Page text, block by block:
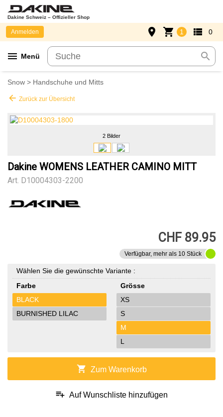
Dakine Schweiz – Offizieller Shop
menu Menü search
Anmelden place shopping_cart 1 view_list 0
Snow > Handschuhe und Mitts
arrow_back Zurück zur Übersicht
2 Bilder
Dakine WOMENS LEATHER CAMINO MITT
Art. D10004303-2200
CHF 89.95
Verfügbar, mehr als 10 Stück
Wählen Sie die gewünschte Variante :
Farbe
BLACK
BURNISHED LILAC
Grösse
XS
S
M
L
shopping_cart Zum Warenkorb
playlist_add Auf Wunschliste hinzufügen